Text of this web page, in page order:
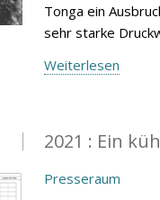
Tonga ein
sehr starke
Weiterlesen
2021 : Ein
Presseraum